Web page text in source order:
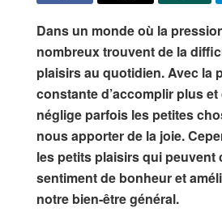
Dans un monde où la
nombreux trouvent de la
plaisirs au quotidien. Avec la
constante d’accomplir plus et
néglige parfois les petites
nous apporter de la joie.
les petits plaisirs qui peuvent
sentiment de bonheur et
notre bien-être général.